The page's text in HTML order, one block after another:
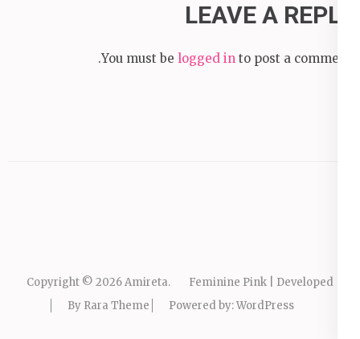
LEAVE A REPLY
You must be logged in to post a comment.
Copyright © 2026Amireta.
Feminine Pink | Developed
By Rara Theme Powered by:WordPress